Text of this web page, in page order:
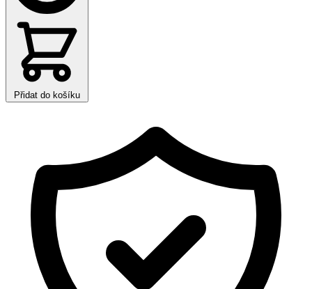
Přidat do košíku